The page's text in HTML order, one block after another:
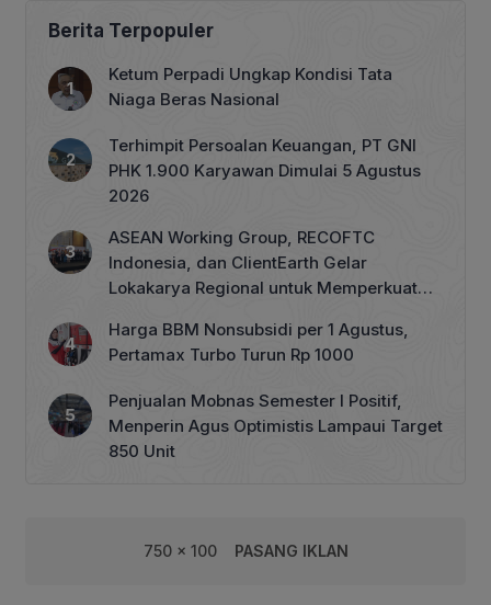
Berita Terpopuler
Ketum Perpadi Ungkap Kondisi Tata
Niaga Beras Nasional
Terhimpit Persoalan Keuangan, PT GNI
PHK 1.900 Karyawan Dimulai 5 Agustus
2026
ASEAN Working Group, RECOFTC
Indonesia, dan ClientEarth Gelar
Lokakarya Regional untuk Memperkuat
Harga BBM Nonsubsidi per 1 Agustus,
Pertamax Turbo Turun Rp 1000
Penjualan Mobnas Semester I Positif,
Menperin Agus Optimistis Lampaui Target
850 Unit
750 x 100 PASANG IKLAN